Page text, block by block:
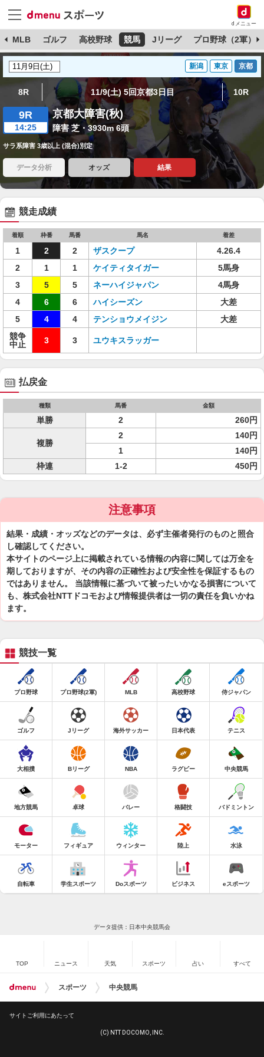
dメニュー
MLB ゴルフ 高校野球 競馬 Jリーグ プロ野球（2軍）
新潟 東京 京都
8R 11/9(土) 5回京都3日目 10R
9R
14:25
京都大障害(秋)
障害 芝・3930m 6頭
サラ系障害 3歳以上 (混合)別定
データ分析 オッズ 結果
競走成績
着順 枠番 馬番 馬名 着差
1 2 2 ザスクープ
4.26.4
2
1 1 ケイティタイガー
5馬身
3
5 5 ネーハイジャパン
4馬身
4
6 6 ハイシーズン
大差
5
4 4 テンショウメイジン
大差
競争
中止
3 3 ユウキスラッガー
払戻金
種類 馬番 金額
単勝 2 260円
複勝
2
140円
1
140円
枠連
1-2 450円
注意事項
結果・成績・オッズなどのデータは、必ず主催者発行のものと照合
し確認してください。
本サイトのページ上に掲載されている情報の内容に関しては万全を
期しておりますが、その内容の正確性および安全性を保証するもの
ではありません。 当該情報に基づいて被ったいかなる損害について
も、株式会社NTTドコモおよび情報提供者は一切の責任を負いかね
ます。
競技一覧
プロ野球 プロ野球(2軍) MLB 高校野球 侍ジャパン
ゴルフ Jリーグ 海外サッカー 日本代表 テニス
大相撲 Bリーグ NBA ラグビー 中央競馬
地方競馬 卓球 バレー 格闘技 バドミントン
モーター フィギュア ウィンター 陸上 水泳
自転車 学生スポーツ Doスポーツ ビジネス eスポーツ
データ提供：日本中央競馬会
TOP ニュース 天気 スポーツ 占い すべて
スポーツ 中央競馬
サイトご利用にあたって
(C) NTT DOCOMO, INC.